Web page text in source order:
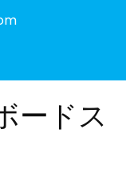
ードス